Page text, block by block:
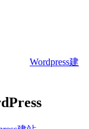
Wordpress建